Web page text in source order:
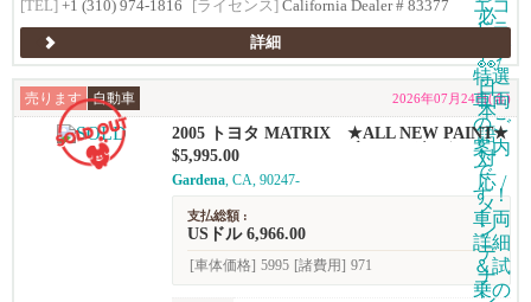
[TEL] +1 (310) 974-1816 [ライセンス] California Dealer # 83377
詳細
売ります 自動車 2026年07月24日(金)
2005 トヨタ MATRIX ★ALL NEW PAINT★
BLUETOOTH、ドライブレコーダー★
$5,995.00
Gardena, CA, 90247-
支払総額 :
USドル 6,966.00
[車体価格] 5995 [諸費用] 971